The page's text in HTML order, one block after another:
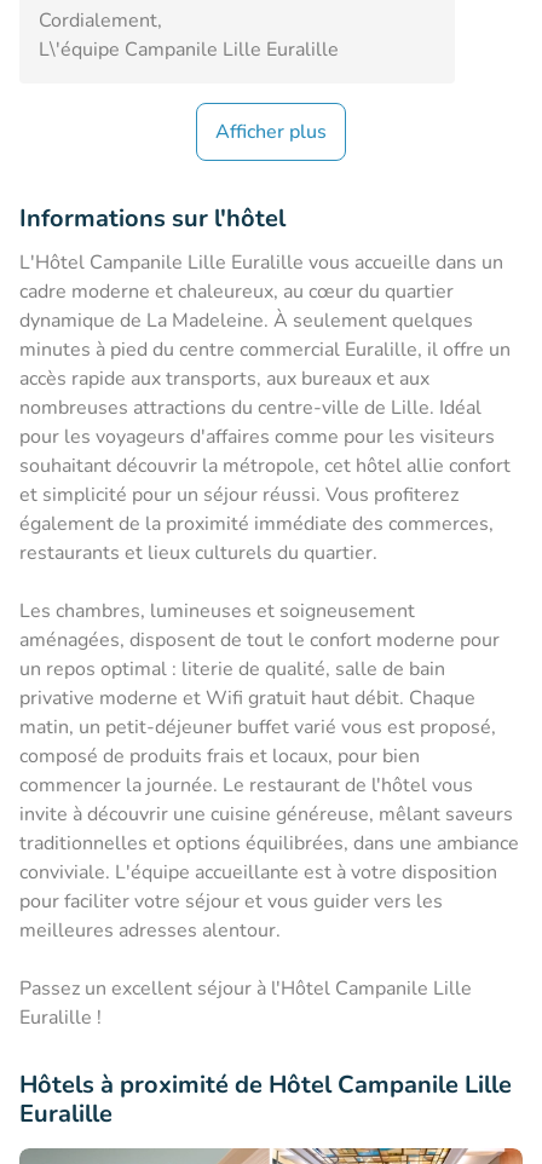
Cordialement,
L\'équipe Campanile Lille Euralille
Afficher plus
Informations sur l'hôtel
L'Hôtel Campanile Lille Euralille vous accueille dans un
cadre moderne et chaleureux, au cœur du quartier
dynamique de La Madeleine. À seulement quelques
minutes à pied du centre commercial Euralille, il offre un
accès rapide aux transports, aux bureaux et aux
nombreuses attractions du centre-ville de Lille. Idéal
pour les voyageurs d'affaires comme pour les visiteurs
souhaitant découvrir la métropole, cet hôtel allie confort
et simplicité pour un séjour réussi. Vous profiterez
également de la proximité immédiate des commerces,
restaurants et lieux culturels du quartier.
Les chambres, lumineuses et soigneusement
aménagées, disposent de tout le confort moderne pour
un repos optimal : literie de qualité, salle de bain
privative moderne et Wifi gratuit haut débit. Chaque
matin, un petit-déjeuner buffet varié vous est proposé,
composé de produits frais et locaux, pour bien
commencer la journée. Le restaurant de l'hôtel vous
invite à découvrir une cuisine généreuse, mêlant saveurs
traditionnelles et options équilibrées, dans une ambiance
conviviale. L'équipe accueillante est à votre disposition
pour faciliter votre séjour et vous guider vers les
meilleures adresses alentour.
Passez un excellent séjour à l'Hôtel Campanile Lille
Euralille !
Hôtels à proximité de Hôtel Campanile Lille
Euralille